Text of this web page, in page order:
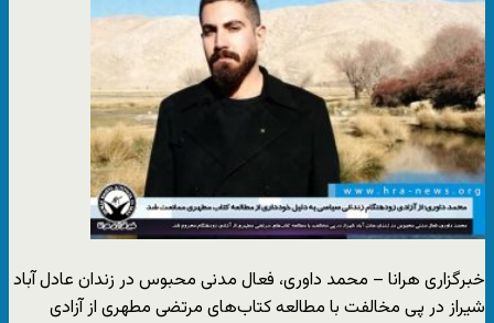
خبرگزاری هرانا – محمد داوری، فعال مدنی محبوس در زندان عادل آباد
شیراز در پی مخالفت با مطالعه کتاب‌های مرتضی مطهری از آزادی